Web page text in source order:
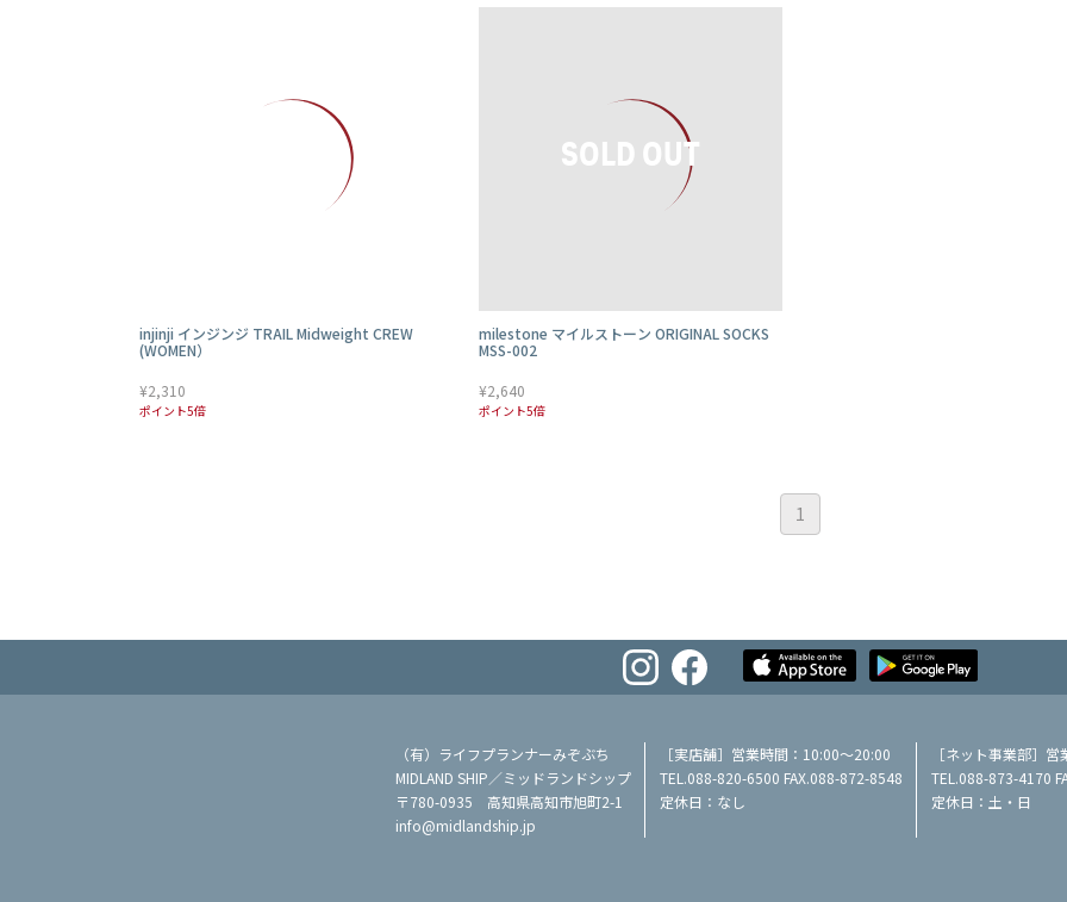
injinji インジンジ TRAIL Midweight CREW
(WOMEN）
¥2,310
ポイント5倍
milestone マイルストーン ORIGINAL SOCKS
MSS-002
¥2,640
ポイント5倍
1
（有）ライフプランナーみぞぶち
MIDLAND SHIP／ミッドランドシップ
〒780-0935 高知県高知市旭町2-1
info@midlandship.jp
［実店舗］営業時間：10:00～20:00
TEL.088-820-6500 FAX.088-872-8548
定休日：なし
［ネット事業部］
TEL.088-873-4170
定休日：土・日